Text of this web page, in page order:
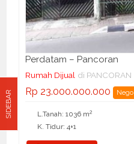
Perdatam – Pancoran
Rumah Dijual di PANCORAN
Rp 23.000.000.000 Nego
L.Tanah: 1036 m2
K. Tidur: 4+1
SIDEBAR